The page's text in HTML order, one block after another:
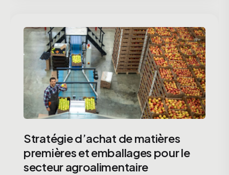
Stratégie d’achat de matières
premières et emballages pour le
secteur agroalimentaire